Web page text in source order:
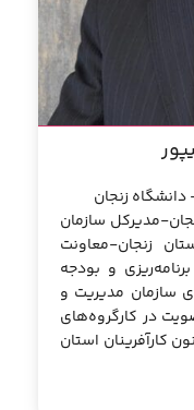
زنجان
مدیرکل سازمان
زنجان-معاونت
و بودجه
سازمان مدیریت و
در کارگروه‌های
کارآفرینان استان